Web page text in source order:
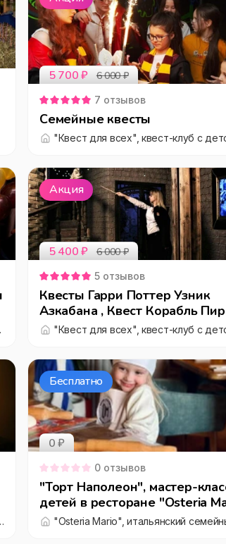
5 700₽ 6 000₽
7 отзывов
Семейные квесты
ключ"
Акция
5 400₽ 6 000₽
5 отзывов
Квесты Гарри Поттер Узник
Азкабана , Квест Корабль
лофты шоу
для детей и взрослых
Бесплатно
0 ₽
0 отзывов
"Торт Наполеон", мастер-
детей в ресторане "Osteria